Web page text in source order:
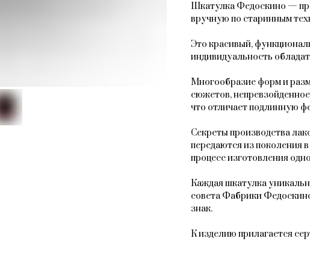
Шкатулка Федоскино —
вручную по старинным
Это красивый,
индивидуальность
Многообразие форм и
сюжетов,
что отличает подлинную
Секреты производства
передаются из поколения
процесс изготовления
Каждая шкатулка
совета Фабрики
знак.
К изделию прилагается